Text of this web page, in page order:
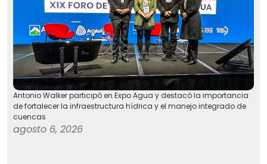
Antonio Walker participó en Expo Agua y destacó la importancia
de fortalecer la infraestructura hídrica y el manejo integrado de
cuencas
agosto 6, 2026